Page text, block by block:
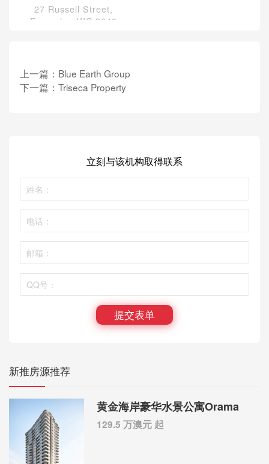
27 Russell Street,
Essendon VIC 3040
上一篇： Blue Earth Group
下一篇： Triseca Property
立刻与该机构取得联系
提交表单
新推房源推荐
黄金海岸豪华水景公寓Orama
129.5 万澳元 起